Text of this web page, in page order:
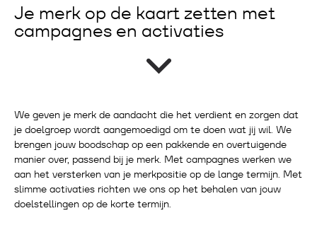
Je merk op de kaart zetten met
campagnes en activaties
We geven je merk de aandacht die het verdient en zorgen dat
je doelgroep wordt aangemoedigd om te doen wat jij wil. We
brengen jouw boodschap op een pakkende en overtuigende
manier over, passend bij je merk. Met campagnes werken we
aan het versterken van je merkpositie op de lange termijn. Met
slimme activaties richten we ons op het behalen van jouw
doelstellingen op de korte termijn.